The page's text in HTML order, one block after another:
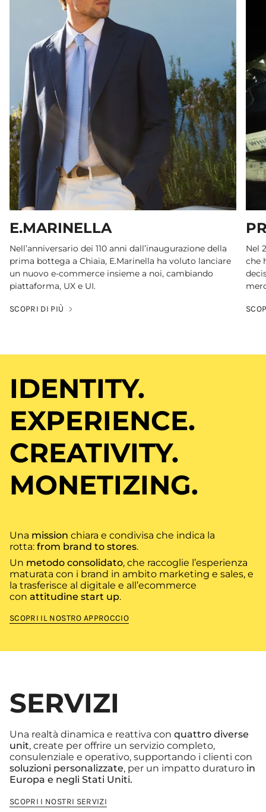
E.MARINELLA
Nell’anniversario dei 110 anni dall’inaugurazione della
prima bottega a Chiaia, E.Marinella ha voluto lanciare
un nuovo e-commerce insieme a noi, cambiando
piattaforma, UX e UI.
SCOPRI DI PIÙ
Nel
che
IDENTITY.
EXPERIENCE.
CREATIVITY.
MONETIZING.
Una mission chiara e condivisa che indica la
rotta: from brand to stores.
Un metodo consolidato, che raccoglie l’esperienza
maturata con i brand in ambito marketing e sales, e
la trasferisce al digitale e all’ecommerce
con attitudine start up.
SCOPRI IL NOSTRO APPROCCIO
SERVIZI
Una realtà dinamica e reattiva con quattro diverse
unit, create per offrire un servizio completo,
consulenziale e operativo, supportando i clienti con
soluzioni personalizzate, per un impatto duraturo in
Europa e negli Stati Uniti.
SCOPRI I NOSTRI SERVIZI